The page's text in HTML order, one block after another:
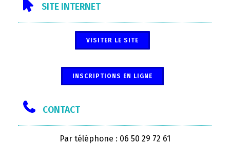
SITE INTERNET
VISITER LE SITE
INSCRIPTIONS EN LIGNE
CONTACT
Par téléphone : 06 50 29 72 61